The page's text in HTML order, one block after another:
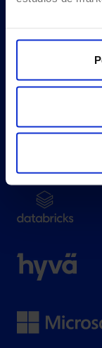
Ir a todos los